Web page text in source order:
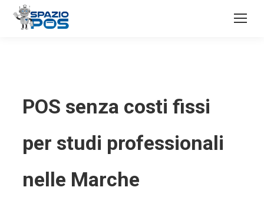
POS senza costi fissi
per studi professionali
nelle Marche